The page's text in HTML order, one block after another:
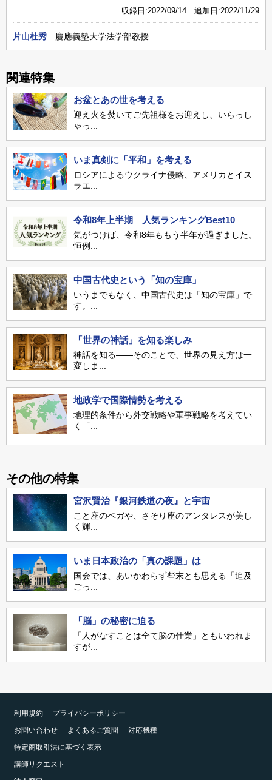
収録日:2022/09/14 追加日:2022/11/29
片山杜秀 慶應義塾大学法学部教授
関連特集
お盆とあの世を考える
迎え火を焚いてご先祖様をお迎えし、いらっし
ゃっ...
いま真剣に「平和」を考える
ロシアによるウクライナ侵略、アメリカとイス
ラエ...
令和8年上半期 人気ランキングBest10
気がつけば、令和8年ももう半年が過ぎました。
恒例...
中国古代史という「知の宝庫」
いうまでもなく、中国古代史は「知の宝庫」で
す。...
「世界の神話」を知る楽しみ
神話を知る――そのことで、世界の見え方は一
変しま...
地政学で国際情勢を考える
地理的条件から外交戦略や軍事戦略を考えてい
く「...
その他の特集
宮沢賢治『銀河鉄道の夜』と宇宙
こと座のベガや、さそり座のアンタレスが美し
く輝...
いま日本政治の「真の課題」は
国会では、あいかわらず些末とも思える「追及
ごっ...
「脳」の秘密に迫る
「人がなすことは全て脳の仕業」ともいわれま
すが...
利用規約
プライバシーポリシー
お問い合わせ
よくあるご質問
対応機種
特定商取引法に基づく表示
講師リクエスト